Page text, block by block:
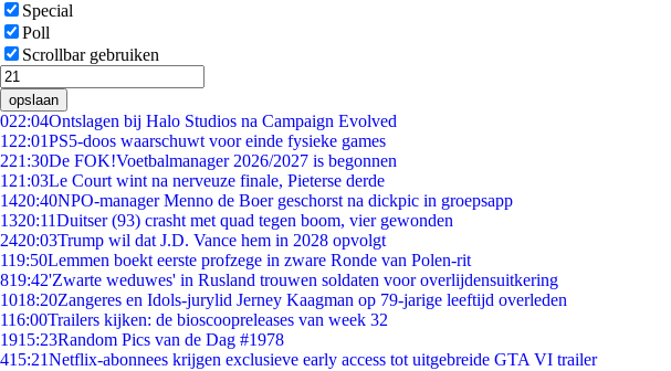
Special
Poll
Scrollbar gebruiken
opslaan
022:04Ontslagen bij Halo Studios na Campaign Evolved
1 22:01PS5-doos waarschuwt voor einde fysieke games
221:30De FOK!Voetbalmanager 2026/2027 is begonnen
1 21:03Le Court wint na nerveuze finale, Pieterse derde
1420:40NPO-manager Menno de Boer geschorst na dickpic in groepsapp
1320:11Duitser (93) crasht met quad tegen boom, vier gewonden
2420:03Trump wil dat J.D. Vance hem in 2028 opvolgt
119:50Lemmen boekt eerste profzege in zware Ronde van Polen-rit
819:42'Zwarte weduwes' in Rusland trouwen soldaten voor overlijdensuitkering
1018:20Zangeres en Idols-jurylid Jerney Kaagman op 79-jarige leeftijd overleden
116:00Trailers kijken: de bioscoopreleases van week 32
1915:23Random Pics van de Dag #1978
415:21Netflix-abonnees krijgen exclusieve early access tot uitgebreide GTA VI trailer